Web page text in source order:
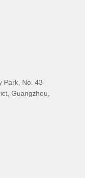
Park, No. 43
Guangzhou,